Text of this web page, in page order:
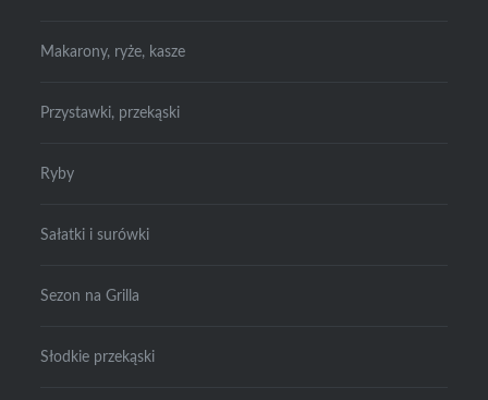
Makarony, ryże, kasze
Przystawki, przekąski
Ryby
Sałatki i surówki
Sezon na Grilla
Słodkie przekąski